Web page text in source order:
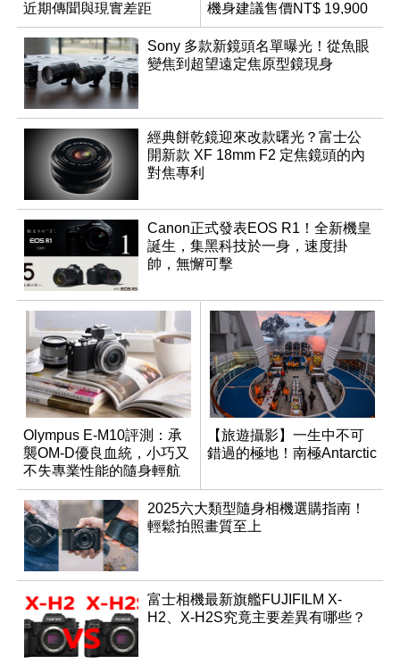
近期傳聞與現實差距
機身建議售價NT$ 19,900
Sony 多款新鏡頭名單曝光！從魚眼
變焦到超望遠定焦原型鏡現身
經典餅乾鏡迎來改款曙光？富士公
開新款 XF 18mm F2 定焦鏡頭的內
對焦專利
Canon正式發表EOS R1！全新機皇
誕生，集黑科技於一身，速度掛
帥，無懈可擊
Olympus E-M10評測：承
襲OM-D優良血統，小巧又
不失專業性能的隨身輕航
機
【旅遊攝影】一生中不可
錯過的極地！南極Antarctic
2025六大類型隨身相機選購指南！
輕鬆拍照畫質至上
富士相機最新旗艦FUJIFILM X-
H2、X-H2S究竟主要差異有哪些？